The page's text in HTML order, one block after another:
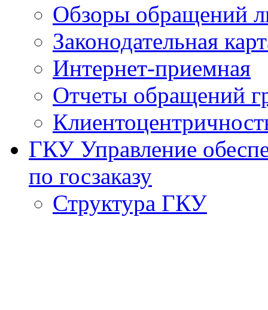
Обзоры обращений
Законодательная
Интернет-приемная
Отчеты обращений
ГКУ Управление
по госзаказу
Структура ГКУ